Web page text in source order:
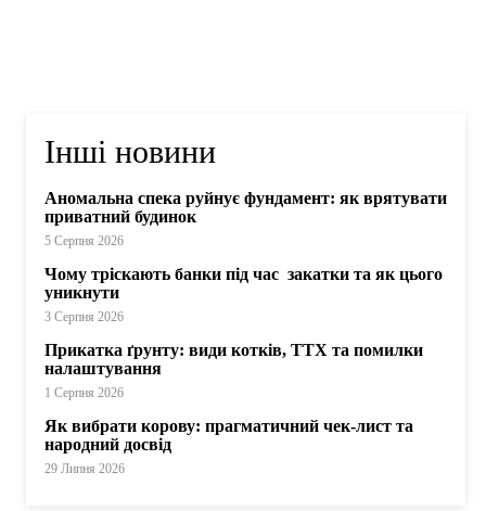
Інші новини
Аномальна спека руйнує фундамент: як врятувати
приватний будинок
5 Серпня 2026
Чому тріскають банки під час закатки та як цього
уникнути
3 Серпня 2026
Прикатка ґрунту: види котків, ТТХ та помилки
налаштування
1 Серпня 2026
Як вибрати корову: прагматичний чек-лист та
народний досвід
29 Липня 2026